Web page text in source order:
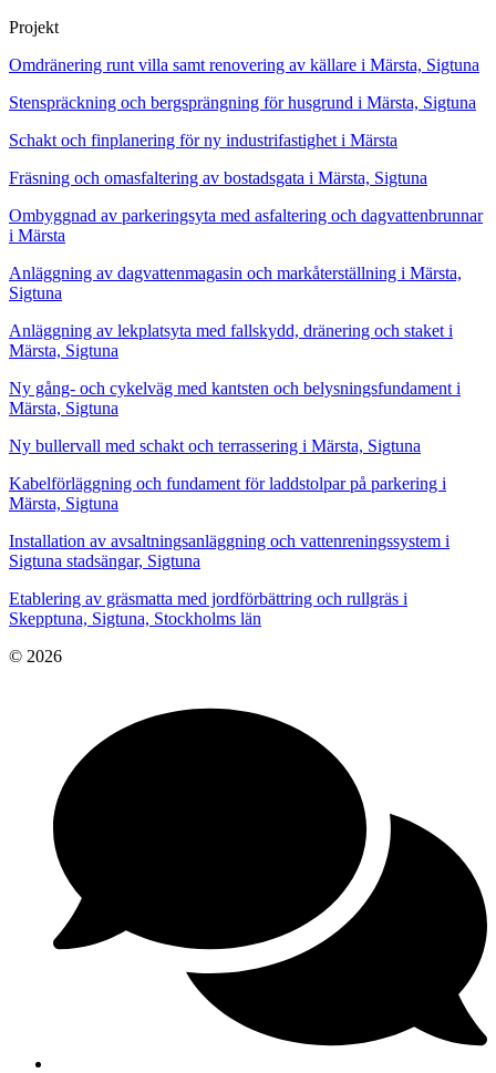
Projekt
Omdränering runt villa samt renovering av källare i Märsta, Sigtuna
Stenspräckning och bergsprängning för husgrund i Märsta, Sigtuna
Schakt och finplanering för ny industrifastighet i Märsta
Fräsning och omasfaltering av bostadsgata i Märsta, Sigtuna
Ombyggnad av parkeringsyta med asfaltering och dagvattenbrunnar
i Märsta
Anläggning av dagvattenmagasin och markåterställning i Märsta,
Sigtuna
Anläggning av lekplatsyta med fallskydd, dränering och staket i
Märsta, Sigtuna
Ny gång- och cykelväg med kantsten och belysningsfundament i
Märsta, Sigtuna
Ny bullervall med schakt och terrassering i Märsta, Sigtuna
Kabelförläggning och fundament för laddstolpar på parkering i
Märsta, Sigtuna
Installation av avsaltningsanläggning och vattenreningssystem i
Sigtuna stadsängar, Sigtuna
Etablering av gräsmatta med jordförbättring och rullgräs i
Skepptuna, Sigtuna, Stockholms län
© 2026